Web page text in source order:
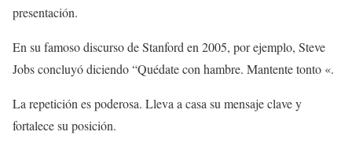
presentación.
En su famoso discurso de Stanford en 2005, por ejemplo, Steve
Jobs concluyó diciendo “Quédate con hambre. Mantente tonto «.
La repetición es poderosa. Lleva a casa su mensaje clave y
fortalece su posición.